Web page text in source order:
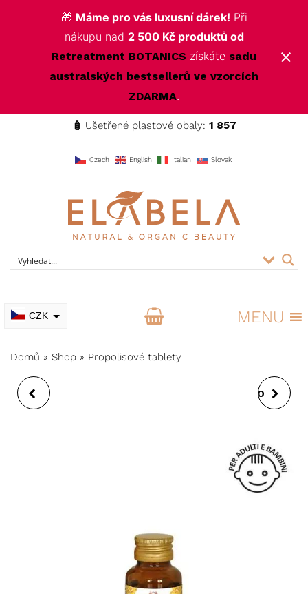
🎁 Máme pro vás luxusní dárek! Při
nákupu nad 2 500 Kč produktů od
Retreatment BOTANICS získáte sadu
australských bestsellerů ve vzorcích
ZDARMA.
🧴 Ušetřené plastové obaly: 1 857
Czech English Italian Slovak
ELABELA Beauty Kvalitní kosmetika pro vás
CZK MENU
Domů » Shop » Propolisové tablety
DETOXIKAČNÍ SŮL DO
MOŘSKÉ ŘASY